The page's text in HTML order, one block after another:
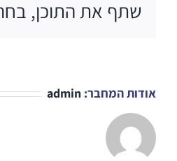
שתף את התוכן,
אודות המחבר: admin